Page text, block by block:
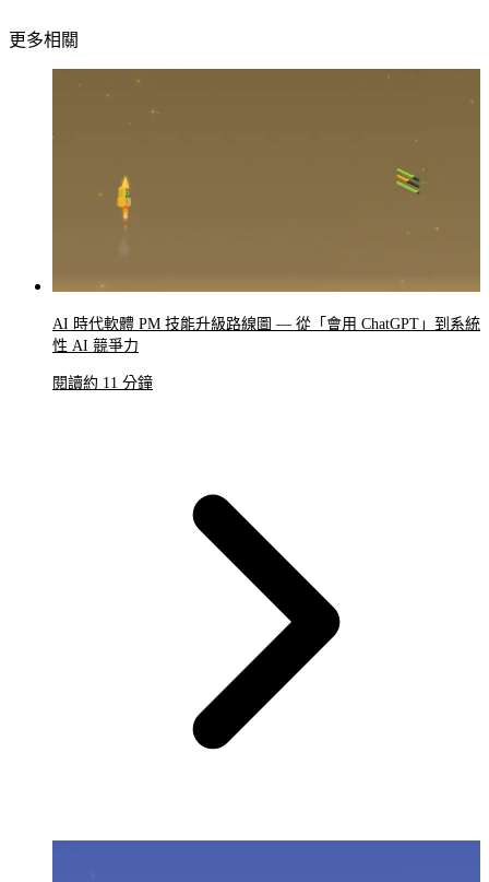
更多相關
AI 時代軟體 PM 技能升級路線圖 — 從「會用 ChatGPT」到系統
性 AI 競爭力
閱讀約 11 分鐘